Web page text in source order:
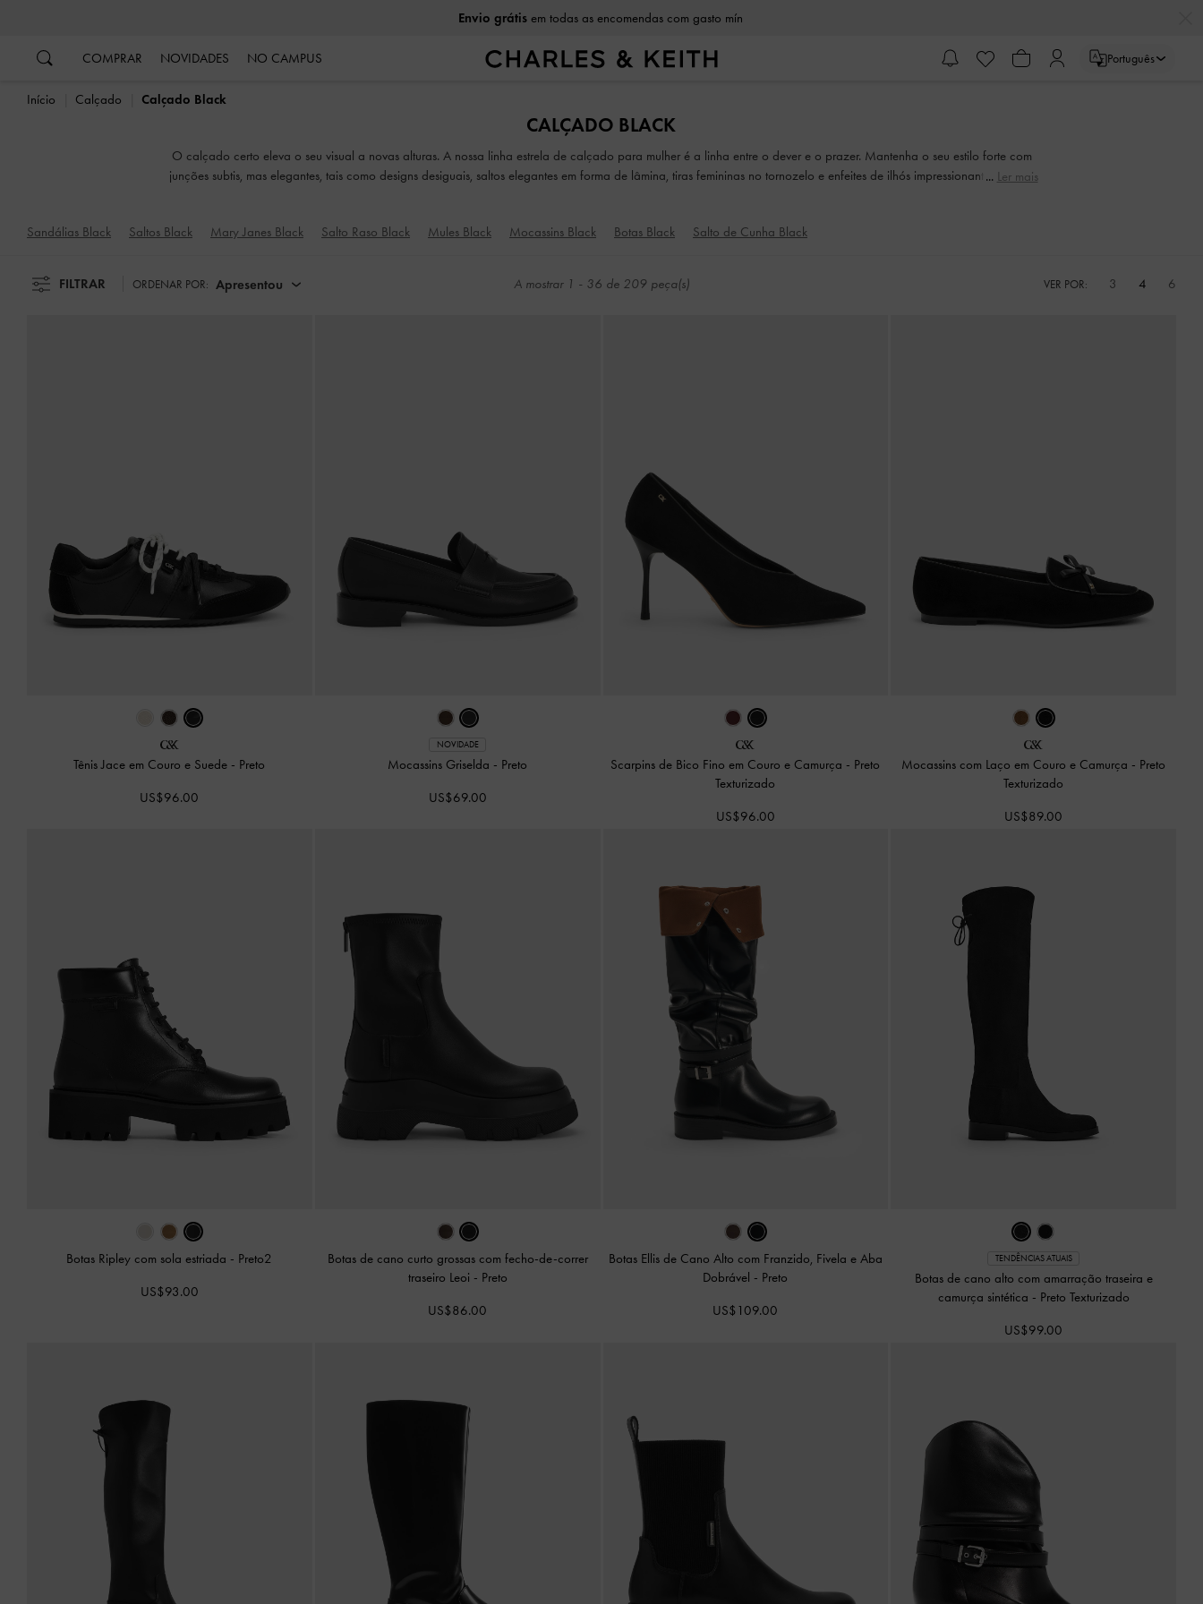
Envio grátisem todas as encomendas com gasto mín
COMPRAR NOVIDADES NO CAMPUS Português
Início Calçado Calçado Black
CALÇADO BLACK
O calçado certo eleva o seu visual a novas alturas. A nossa linha estrela de calçado para mulher é a linha entre o dever e o prazer. Mantenha o seu estilo forte com
junções subtis, mas elegantes, tais como designs desiguais, saltos elegantes em forma de lâmina, tiras femininas no tornozelo e enfeites de ilhós impressionantes. Seja o
Ler mais
Sandálias Black Saltos Black Mary Janes Black Salto Raso Black Mules Black Mocassins Black Botas Black Salto de Cunha Black
FILTRAR ORDENAR POR: Apresentou A mostrar 1 - 36 de 209 peça(s) VER POR: 3 4 6
Tênis Jace em Couro e Suede - Preto
US$96.00
NOVIDADE
Mocassins Griselda - Preto
US$69.00
Scarpins de Bico Fino em Couro e Camurça - Preto
Texturizado
US$96.00
Mocassins com Laço em Couro e Camurça - Preto
Texturizado
US$89.00
Botas Ripley com sola estriada - Preto2
US$93.00
Botas de cano curto grossas com fecho-de-correr
traseiro Leoi - Preto
US$86.00
Botas Ellis de Cano Alto com Franzido, Fivela e Aba
Dobrável - Preto
US$109.00
TENDÊNCIAS ATUAIS
Botas de cano alto com amarração traseira e
camurça sintética - Preto Texturizado
US$99.00